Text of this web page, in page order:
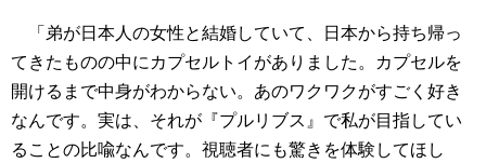
「弟が日本人の女性と結婚していて、日本から持ち帰っ
てきたものの中にカプセルトイがありました。カプセルを
開けるまで中身がわからない。あのワクワクがすごく好き
なんです。実は、それが『プルリブス』で私が目指してい
ることの比喩なんです。視聴者にも驚きを体験してほし